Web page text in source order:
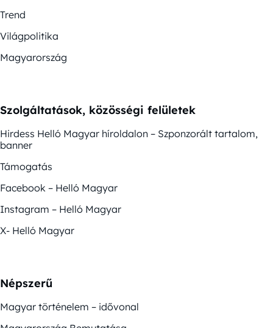
Trend
Világpolitika
Magyarország
Szolgáltatások, közösségi felületek
Hirdess Helló Magyar híroldalon – Szponzorált tartalom,
banner
Támogatás
Facebook – Helló Magyar
Instagram – Helló Magyar
X- Helló Magyar
Népszerű
Magyar történelem – idővonal